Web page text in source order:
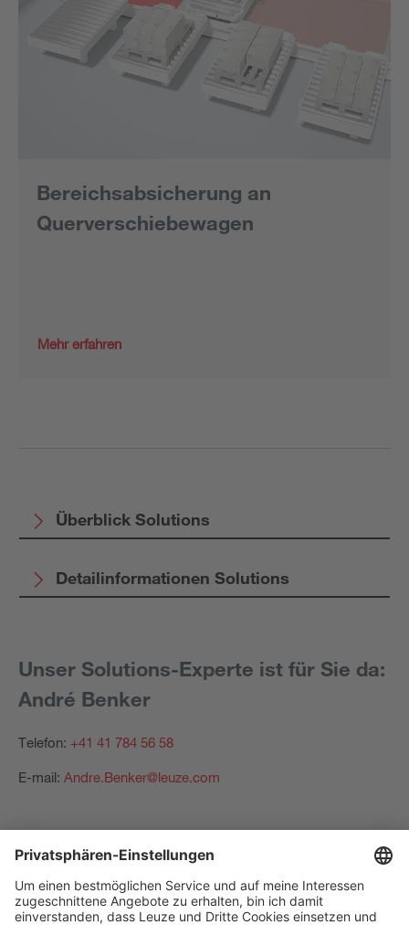
Bereichsabsicherung an
Querverschiebewagen
Mehr erfahren
Überblick Solutions
Detailinformationen Solutions
Unser Solutions-Experte ist für Sie da:
André Benker
Telefon: +41 41 784 56 58
E-mail: Andre.Benker@leuze.com